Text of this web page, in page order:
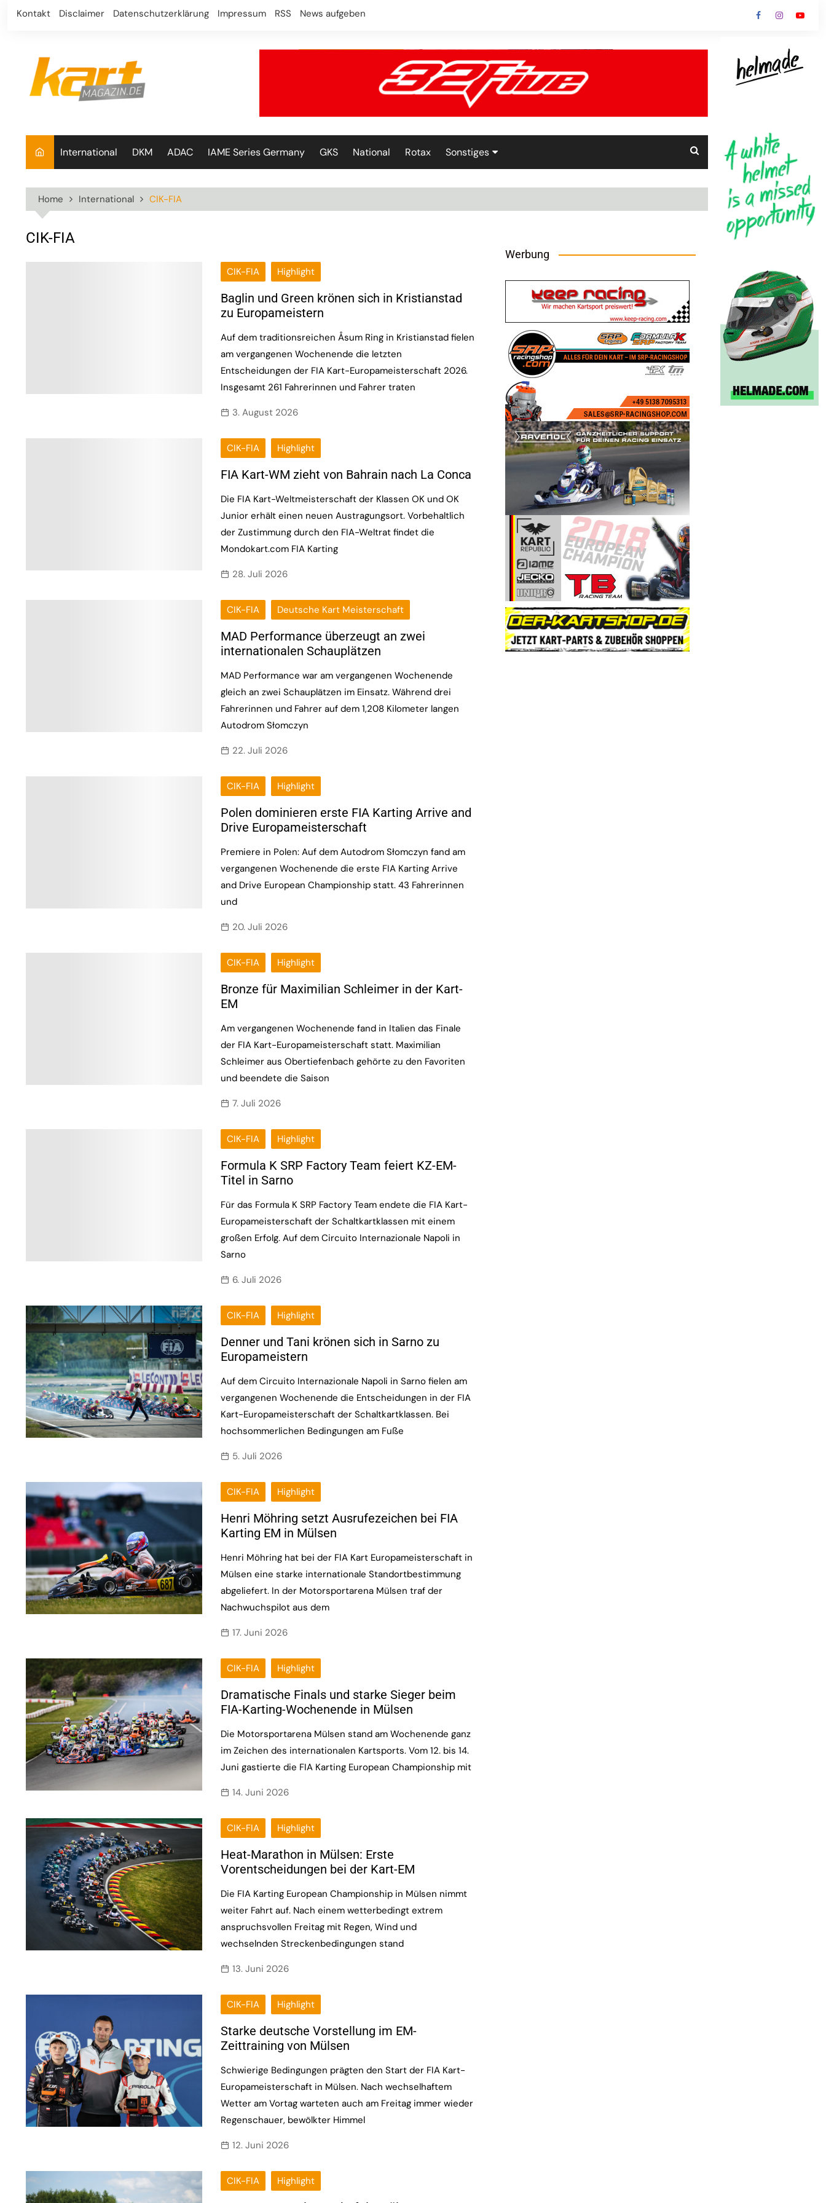
Skip
Kontakt Disclaimer Datenschutzerklärung Impressum RSS News aufgeben
International DKM ADAC IAME Series Germany GKS National Rotax Sonstiges
Home International CIK-FIA
CIK-FIA
CIK-FIA Highlight
Baglin und Green krönen sich in Kristianstad
zu Europameistern
Auf dem traditionsreichen Åsum Ring in Kristianstad fielen
am vergangenen Wochenende die letzten
Entscheidungen der FIA Kart-Europameisterschaft 2026.
Insgesamt 261 Fahrerinnen und Fahrer traten
3. August 2026
CIK-FIA Highlight
FIA Kart-WM zieht von Bahrain nach La Conca
Die FIA Kart-Weltmeisterschaft der Klassen OK und OK
Junior erhält einen neuen Austragungsort. Vorbehaltlich
der Zustimmung durch den FIA-Weltrat findet die
Mondokart.com FIA Karting
28. Juli 2026
CIK-FIA Deutsche Kart Meisterschaft
MAD Performance überzeugt an zwei
internationalen Schauplätzen
MAD Performance war am vergangenen Wochenende
gleich an zwei Schauplätzen im Einsatz. Während drei
Fahrerinnen und Fahrer auf dem 1,208 Kilometer langen
Autodrom Słomczyn
22. Juli 2026
CIK-FIA Highlight
Polen dominieren erste FIA Karting Arrive and
Drive Europameisterschaft
Premiere in Polen: Auf dem Autodrom Słomczyn fand am
vergangenen Wochenende die erste FIA Karting Arrive
and Drive European Championship statt. 43 Fahrerinnen
und
20. Juli 2026
CIK-FIA Highlight
Bronze für Maximilian Schleimer in der Kart-
EM
Am vergangenen Wochenende fand in Italien das Finale
der FIA Kart-Europameisterschaft statt. Maximilian
Schleimer aus Obertiefenbach gehörte zu den Favoriten
und beendete die Saison
7. Juli 2026
CIK-FIA Highlight
Formula K SRP Factory Team feiert KZ-EM-
Titel in Sarno
Für das Formula K SRP Factory Team endete die FIA Kart-
Europameisterschaft der Schaltkartklassen mit einem
großen Erfolg. Auf dem Circuito Internazionale Napoli in
Sarno
6. Juli 2026
CIK-FIA Highlight
Denner und Tani krönen sich in Sarno zu
Europameistern
Auf dem Circuito Internazionale Napoli in Sarno fielen am
vergangenen Wochenende die Entscheidungen in der FIA
Kart-Europameisterschaft der Schaltkartklassen. Bei
hochsommerlichen Bedingungen am Fuße
5. Juli 2026
CIK-FIA Highlight
Henri Möhring setzt Ausrufezeichen bei FIA
Karting EM in Mülsen
Henri Möhring hat bei der FIA Kart Europameisterschaft in
Mülsen eine starke internationale Standortbestimmung
abgeliefert. In der Motorsportarena Mülsen traf der
Nachwuchspilot aus dem
17. Juni 2026
CIK-FIA Highlight
Dramatische Finals und starke Sieger beim
FIA-Karting-Wochenende in Mülsen
Die Motorsportarena Mülsen stand am Wochenende ganz
im Zeichen des internationalen Kartsports. Vom 12. bis 14.
Juni gastierte die FIA Karting European Championship mit
14. Juni 2026
CIK-FIA Highlight
Heat-Marathon in Mülsen: Erste
Vorentscheidungen bei der Kart-EM
Die FIA Karting European Championship in Mülsen nimmt
weiter Fahrt auf. Nach einem wetterbedingt extrem
anspruchsvollen Freitag mit Regen, Wind und
wechselnden Streckenbedingungen stand
13. Juni 2026
CIK-FIA Highlight
Starke deutsche Vorstellung im EM-
Zeittraining von Mülsen
Schwierige Bedingungen prägten den Start der FIA Kart-
Europameisterschaft in Mülsen. Nach wechselhaftem
Wetter am Vortag warteten auch am Freitag immer wieder
Regenschauer, bewölkter Himmel
12. Juni 2026
CIK-FIA Highlight
Werbung